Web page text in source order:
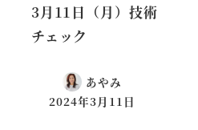
3月11日（月）技術
チェック
あやみ
2024年3月11日